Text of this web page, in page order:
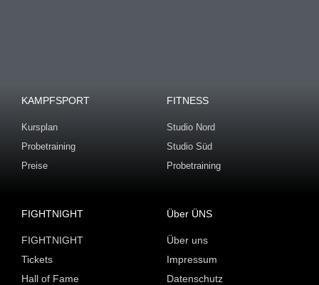
KAMPFSPORT
Kursplan
Probetraining
Preise
FITNESS
Studio Nord
Studio Süd
Probetraining
FIGHTNIGHT
FIGHTNIGHT
Tickets
Hall of Fame
Über ÜNS
Über uns
Impressum
Datenschutz